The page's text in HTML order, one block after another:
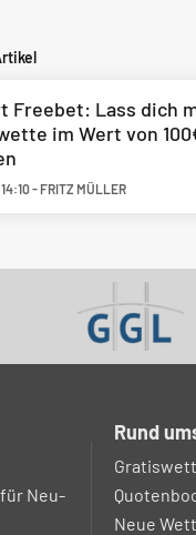
Freebet: Lass dich
im Wert von
14:10- FRITZ MÜLLER
Neu-
Rund
Neue